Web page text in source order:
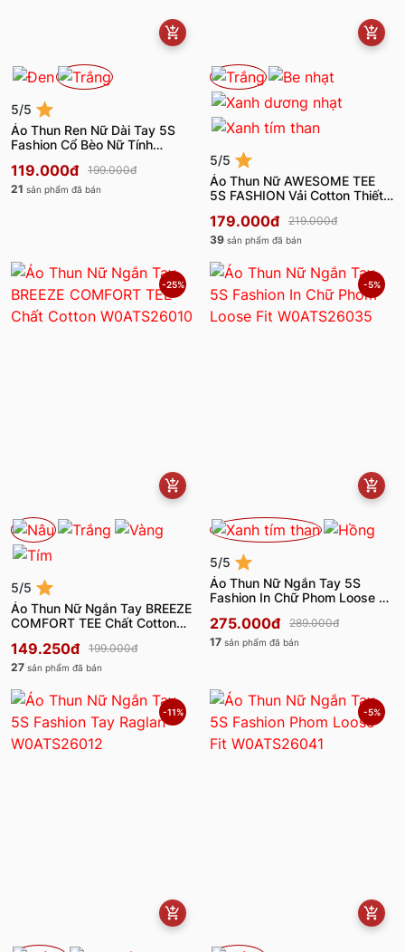
5/5
Áo Thun Ren Nữ Dài Tay 5S
Fashion Cổ Bèo Nữ Tính
119.000đ
199.000đ
21 sản phẩm đã bán
5/5
Áo Thun Nữ AWESOME TEE
5S FASHION Vải Cotton Thiết
179.000đ
219.000đ
39 sản phẩm đã bán
-25%
5/5
Áo Thun Nữ Ngắn Tay BREEZE
COMFORT TEE Chất Cotton
149.250đ
199.000đ
27 sản phẩm đã bán
-5%
5/5
Áo Thun Nữ Ngắn Tay 5S
Fashion In Chữ Phom Loose Fit
275.000đ
289.000đ
17 sản phẩm đã bán
-11% -5%